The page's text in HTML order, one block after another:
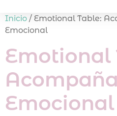
Inicio / Emotional Table:
Emocional
Emotional
Emocional